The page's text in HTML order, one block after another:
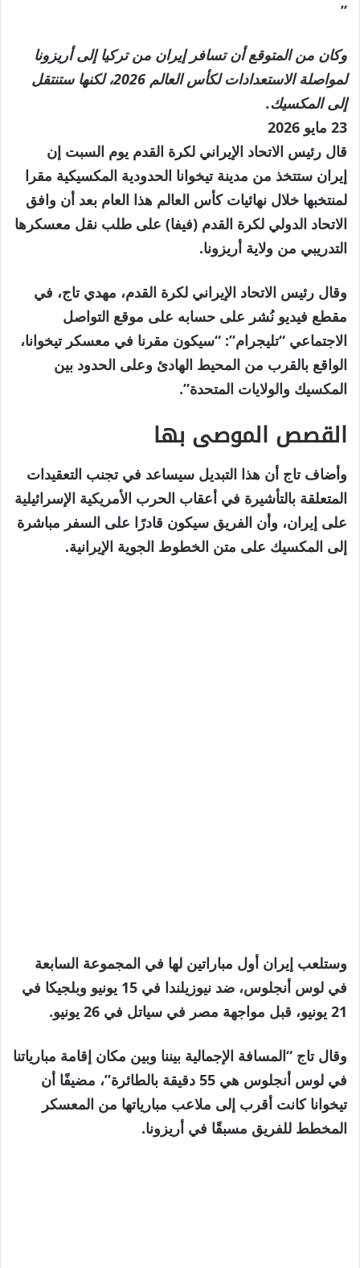
”
وكان من المتوقع أن تسافر إيران من تركيا إلى أريزونا
لمواصلة الاستعدادات لكأس العالم 2026، لكنها ستنتقل
إلى المكسيك.
نُشرت
في
23
مايو
2026
23 مايو 2026
قال رئيس الاتحاد الإيراني لكرة القدم يوم السبت إن
إيران ستتخذ من مدينة تيخوانا الحدودية المكسيكية مقرا
لمنتخبها خلال نهائيات كأس العالم هذا العام بعد أن وافق
الاتحاد الدولي لكرة القدم (فيفا) على طلب نقل معسكرها
التدريبي من ولاية أريزونا.
وقال رئيس الاتحاد الإيراني لكرة القدم، مهدي تاج، في
مقطع فيديو نُشر على حسابه على موقع التواصل
الاجتماعي “تليجرام”: “سيكون مقرنا في معسكر تيخوانا،
الواقع بالقرب من المحيط الهادئ وعلى الحدود بين
المكسيك والولايات المتحدة”.
القصص الموصى بها
قائمة
من
4
عناصر
نهاية
القائمة
وأضاف تاج أن هذا التبديل سيساعد في تجنب التعقيدات
المتعلقة بالتأشيرة في أعقاب الحرب الأمريكية الإسرائيلية
على إيران، وأن الفريق سيكون قادرًا على السفر مباشرة
إلى المكسيك على متن الخطوط الجوية الإيرانية.
وستلعب إيران أول مباراتين لها في المجموعة السابعة
في لوس أنجلوس، ضد نيوزيلندا في 15 يونيو وبلجيكا في
21 يونيو، قبل مواجهة مصر في سياتل في 26 يونيو.
وقال تاج “المسافة الإجمالية بيننا وبين مكان إقامة مبارياتنا
في لوس أنجلوس هي 55 دقيقة بالطائرة”، مضيفًا أن
تيخوانا كانت أقرب إلى ملاعب مبارياتها من المعسكر
المخطط للفريق مسبقًا في أريزونا.